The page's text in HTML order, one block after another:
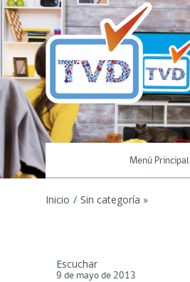
Menú Principal
Inicio / Sin categoría »
Escuchar
9 de mayo de 2013